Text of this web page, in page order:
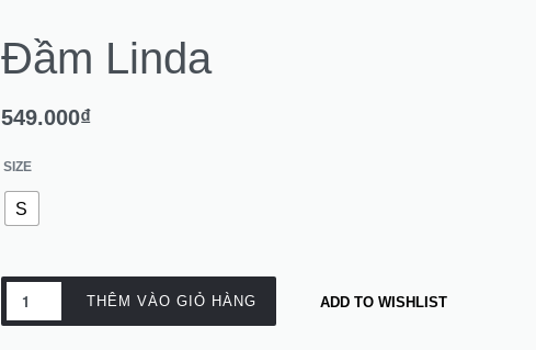
Đầm Linda
549.000₫
SIZE
S
THÊM VÀO GIỎ HÀNG ADD TO WISHLIST